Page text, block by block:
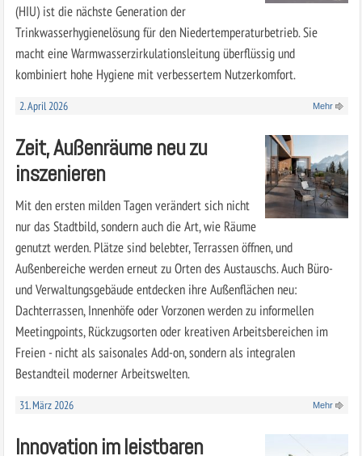
(HIU) ist die nächste Generation der
Trinkwasserhygienelösung für den Niedertemperaturbetrieb. Sie
macht eine Warmwasserzirkulationsleitung überflüssig und
kombiniert hohe Hygiene mit verbessertem Nutzerkomfort.
2. April 2026 Mehr
Zeit, Außenräume neu zu
inszenieren
Mit den ersten milden Tagen verändert sich nicht
nur das Stadtbild, sondern auch die Art, wie Räume
genutzt werden. Plätze sind belebter, Terrassen öffnen, und
Außenbereiche werden erneut zu Orten des Austauschs. Auch Büro-
und Verwaltungsgebäude entdecken ihre Außenflächen neu:
Dachterrassen, Innenhöfe oder Vorzonen werden zu informellen
Meetingpoints, Rückzugsorten oder kreativen Arbeitsbereichen im
Freien - nicht als saisonales Add-on, sondern als integralen
Bestandteil moderner Arbeitswelten.
31. März 2026 Mehr
Innovation im leistbaren